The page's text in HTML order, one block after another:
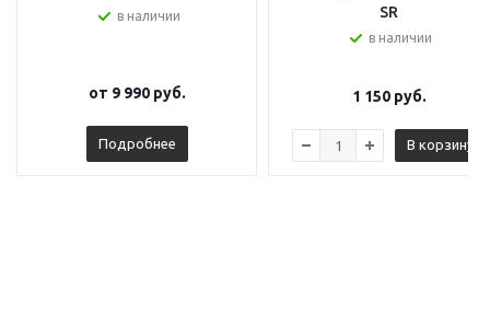
в наличии
от 9 990 руб.
Подробнее
SR
в наличии
1 150руб.
В корзину